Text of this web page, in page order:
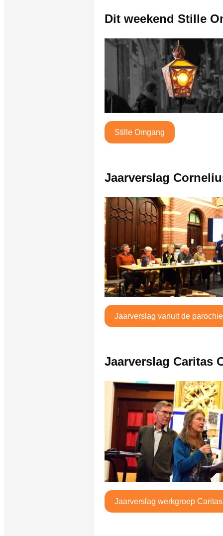
Dit weekend Stille
Stille Omgang
Jaarverslag
Jaarverslag vanuit de parochie
Jaarverslag Caritas
Jaarverslag werkgroep Caritas